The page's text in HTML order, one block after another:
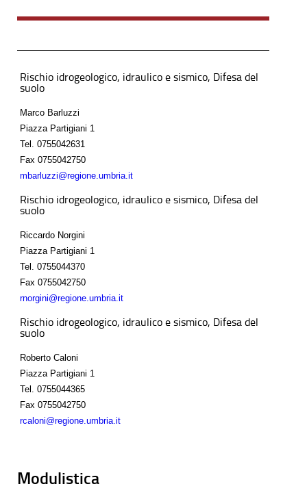
Rischio idrogeologico, idraulico e sismico, Difesa del
suolo
Marco Barluzzi
Piazza Partigiani 1
Tel.
0755042631
Fax 0755042750
mbarluzzi@regione.umbria.it
Rischio idrogeologico, idraulico e sismico, Difesa del
suolo
Riccardo Norgini
Piazza Partigiani 1
Tel.
0755044370
Fax 0755042750
rnorgini@regione.umbria.it
Rischio idrogeologico, idraulico e sismico, Difesa del
suolo
Roberto Caloni
Piazza Partigiani 1
Tel.
0755044365
Fax 0755042750
rcaloni@regione.umbria.it
Modulistica